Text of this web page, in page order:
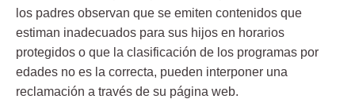
los padres observan que se emiten contenidos que
estiman inadecuados para sus hijos en horarios
protegidos o que la clasificación de los programas por
edades no es la correcta, pueden interponer una
reclamación a través de su página web.